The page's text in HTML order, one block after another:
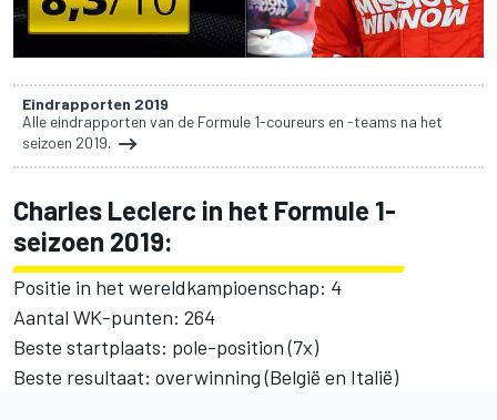
Eindrapporten 2019
Alle eindrapporten van de Formule 1-coureurs en -teams na het
seizoen 2019.
Charles Leclerc in het Formule 1-
seizoen 2019:
Positie in het wereldkampioenschap: 4
Aantal WK-punten: 264
Beste startplaats: pole-position (7x)
Beste resultaat: overwinning (België en Italië)